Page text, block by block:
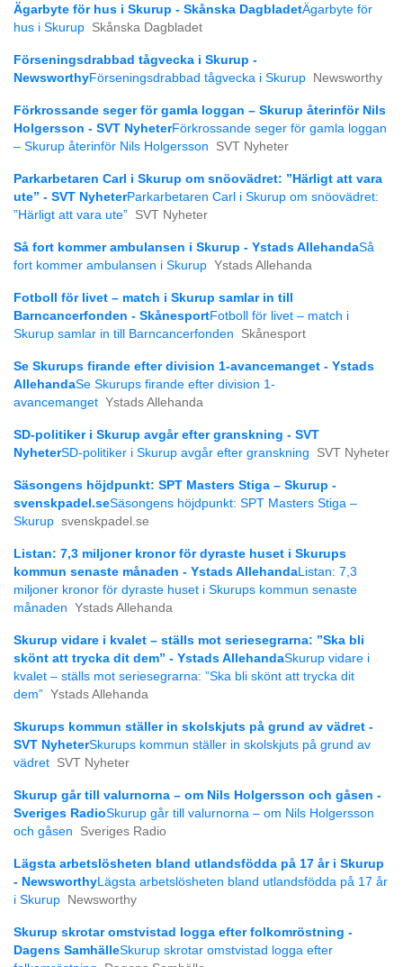
Ägarbyte för hus i Skurup - Skånska DagbladetÄgarbyte för
hus i Skurup Skånska Dagbladet
Förseningsdrabbad tågvecka i Skurup -
NewsworthyFörseningsdrabbad tågvecka i Skurup Newsworthy
Förkrossande seger för gamla loggan – Skurup återinför Nils
Holgersson - SVT NyheterFörkrossande seger för gamla loggan
– Skurup återinför Nils Holgersson
SVT Nyheter
Parkarbetaren Carl i Skurup om snöovädret: ”Härligt att vara
ute” - SVT NyheterParkarbetaren Carl i Skurup om snöovädret:
”Härligt att vara ute” SVT Nyheter
Så fort kommer ambulansen i Skurup - Ystads AllehandaSå
fort kommer ambulansen i Skurup Ystads Allehanda
Fotboll för livet – match i Skurup samlar in till
Barncancerfonden - SkånesportFotboll för livet – match i
Skurup samlar in till Barncancerfonden
Skånesport
Se Skurups firande efter division 1-avancemanget - Ystads
AllehandaSe Skurups firande efter division 1-
avancemanget Ystads Allehanda
SD-politiker i Skurup avgår efter granskning - SVT
NyheterSD-politiker i Skurup avgår efter granskning SVT Nyheter
Säsongens höjdpunkt: SPT Masters Stiga – Skurup -
svenskpadel.seSäsongens höjdpunkt: SPT Masters Stiga –
Skurup svenskpadel.se
Listan: 7,3 miljoner kronor för dyraste huset i Skurups
kommun senaste månaden - Ystads AllehandaListan: 7,3
miljoner kronor för dyraste huset i Skurups kommun senaste
månaden Ystads Allehanda
Skurup vidare i kvalet – ställs mot seriesegrarna: ”Ska bli
skönt att trycka dit dem” - Ystads AllehandaSkurup vidare i
kvalet – ställs mot seriesegrarna: ”Ska bli skönt att trycka dit
dem” Ystads Allehanda
Skurups kommun ställer in skolskjuts på grund av vädret -
SVT NyheterSkurups kommun ställer in skolskjuts på grund av
vädret SVT Nyheter
Skurup går till valurnorna – om Nils Holgersson och gåsen -
Sveriges RadioSkurup går till valurnorna – om Nils Holgersson
och gåsen
Sveriges Radio
Lägsta arbetslösheten bland utlandsfödda på 17 år i Skurup
- NewsworthyLägsta arbetslösheten bland utlandsfödda på 17 år
i Skurup
Newsworthy
Skurup skrotar omstvistad logga efter folkomröstning -
Dagens SamhälleSkurup skrotar omstvistad logga efter